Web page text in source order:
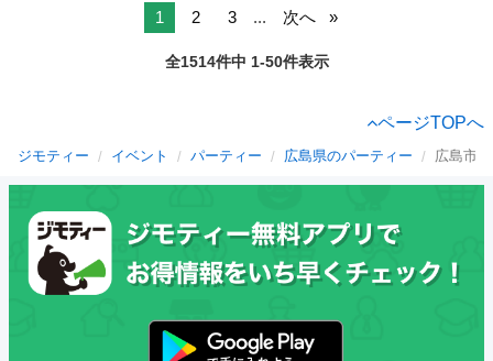
1 2 3 ... 次へ
全1514件中 1-50件表示
ページTOPへ
ジモティー イベント パーティー 広島県のパーティー 広島市